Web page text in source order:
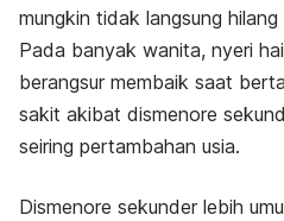
mungkin tidak langsung
Pada banyak wanita, nyeri
berangsur membaik saat
sakit akibat dismenore
seiring pertambahan usia.
Dismenore sekunder lebih